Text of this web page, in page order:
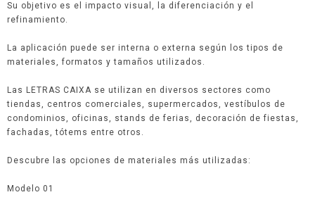
Su objetivo es el impacto visual, la diferenciación y el
refinamiento.
La aplicación puede ser interna o externa según los tipos de
materiales, formatos y tamaños utilizados.
Las LETRAS CAIXA se utilizan en diversos sectores como
tiendas, centros comerciales, supermercados, vestíbulos de
condominios, oficinas, stands de ferias, decoración de fiestas,
fachadas, tótems entre otros.
Descubre las opciones de materiales más utilizadas:
Modelo 01